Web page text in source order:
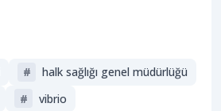
#
halk sağlığı genel müdürlüğü
# vibrio